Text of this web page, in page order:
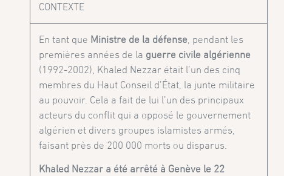
CONTEXTE
En tant que Ministre de la défense, pendant les
premières années de la guerre civile algérienne
(1992-2002), Khaled Nezzar était l’un des cinq
membres du Haut Conseil d’État, la junte militaire
au pouvoir. Cela a fait de lui l’un des principaux
acteurs du conflit qui a opposé le gouvernement
algérien et divers groupes islamistes armés,
faisant près de 200 000 morts ou disparus.
Khaled Nezzar a été arrêté à Genève le 22